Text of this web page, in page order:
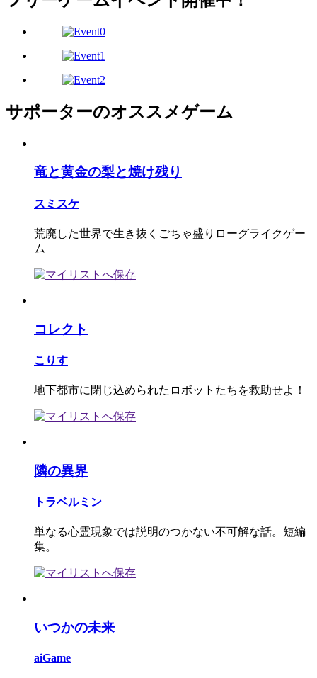
サポーターのオススメゲーム
竜と黄金の梨と焼け残り
スミスケ
荒廃した世界で生き抜くごちゃ盛りローグライクゲー
ム
コレクト
こりす
地下都市に閉じ込められたロボットたちを救助せよ！
隣の異界
トラベルミン
単なる心霊現象では説明のつかない不可解な話。短編
集。
いつかの未来
aiGame